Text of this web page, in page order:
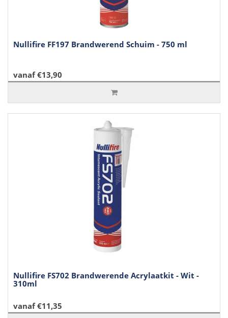
Nullifire FF197 Brandwerend Schuim - 750 ml
vanaf €13,90
Nullifire FS702 Brandwerende Acrylaatkit - Wit -
310ml
vanaf €11,35